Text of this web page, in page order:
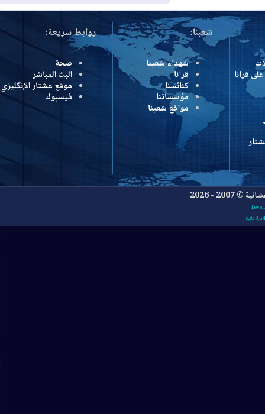
المزيد
شعبنا:
شهداء شعبنا
قرانا
كنائسنا
مؤسساتنا
مواقع شعبنا
روابط سريعة:
صحة
البث المباشر
موقع عشتار الإنگليزي
فيسبوك
2026